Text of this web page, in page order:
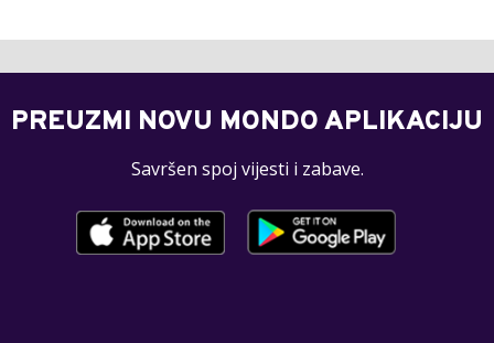
PREUZMI NOVU MONDO APLIKACIJU
Savršen spoj vijesti i zabave.